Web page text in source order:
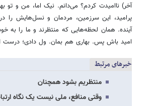
آخر) ناامیدت کردم؟ می‌دانم. نیک اما، من و تو
پرامید، این سرزمین، مردمان و نسل‌هایش
آینده. همان لحظه‌هایی که منتظرند و ما را به
امید باش پس. بهاری هم بمان. ول دادی؛
خبرهای مرتبط
منتظریم بشود همچنان
وقتی منافع، ملی نیست یک نگاه